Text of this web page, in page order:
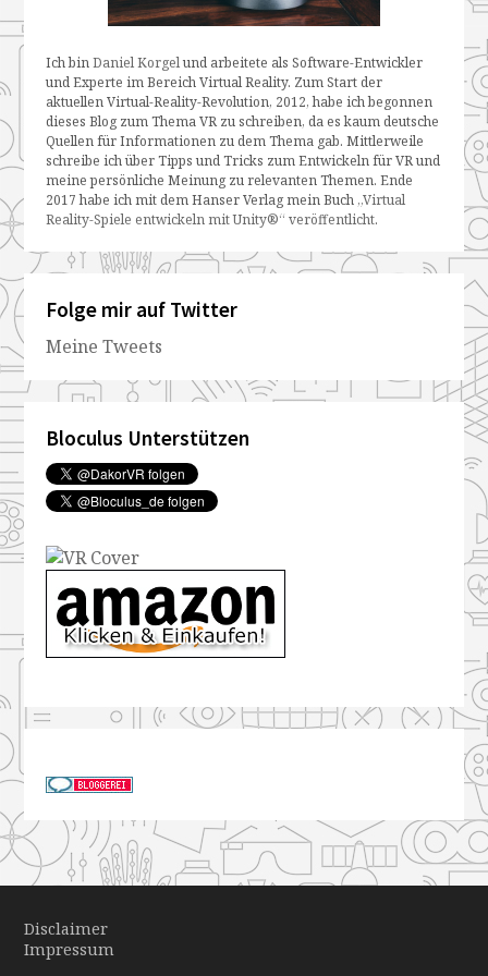
Ich binDaniel Korgelund arbeitete als Software-Entwickler
und Experte im Bereich Virtual Reality. Zum Start der
aktuellen Virtual-Reality-Revolution, 2012, habe ich begonnen
dieses Blog zum Thema VR zu schreiben, da es kaum deutsche
Quellen für Informationen zu dem Thema gab. Mittlerweile
schreibe ich über Tipps und Tricks zum Entwickeln für VR und
meine persönliche Meinung zu relevanten Themen. Ende
2017 habe ich mit dem Hanser Verlag mein Buch „Virtual
Reality-Spiele entwickeln mit Unity®“ veröffentlicht.
Folge mir auf Twitter
Meine Tweets
Bloculus Unterstützen
Disclaimer
Impressum